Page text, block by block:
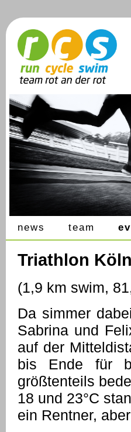
news team
Triathlon
(1,9 km swim,
Da simmer
Sabrina und
auf der
bis Ende für
größtenteils
18 und 23°C
ein Rentner,